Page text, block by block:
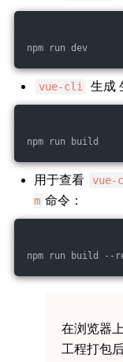
npm run dev
vue-cli 生成
npm run build
用于查看 vue-
m 命令：
npm run build --
在浏览器
工程打包